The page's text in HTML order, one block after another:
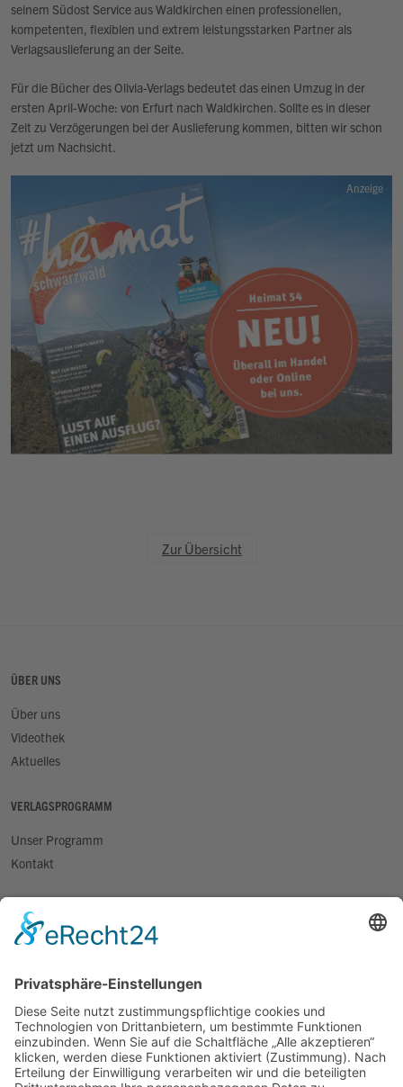
seinem Südost Service aus Waldkirchen einen professionellen,
kompetenten, flexiblen und extrem leistungsstarken Partner als
Verlagsauslieferung an der Seite.
Für die Bücher des Olivia-Verlags bedeutet das einen Umzug in der
ersten April-Woche: von Erfurt nach Waldkirchen. Sollte es in dieser
Zeit zu Verzögerungen bei der Auslieferung kommen, bitten wir schon
jetzt um Nachsicht.
Anzeige
Zur Übersicht
ÜBER UNS
Über uns
Videothek
Aktuelles
VERLAGSPROGRAMM
Unser Programm
Kontakt
Für Händler
Kontakt
RECHTLICHES
Impressum